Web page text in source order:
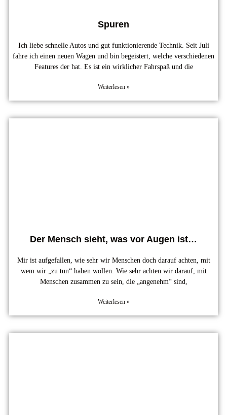
Spuren
Ich liebe schnelle Autos und gut funktionierende Technik. Seit Juli
fahre ich einen neuen Wagen und bin begeistert, welche verschiedenen
Features der hat. Es ist ein wirklicher Fahrspaß und die
Weiterlesen »
Der Mensch sieht, was vor Augen ist…
Mir ist aufgefallen, wie sehr wir Menschen doch darauf achten, mit
wem wir „zu tun“ haben wollen. Wie sehr achten wir darauf, mit
Menschen zusammen zu sein, die „angenehm“ sind,
Weiterlesen »